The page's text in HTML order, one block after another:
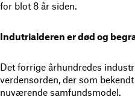
for blot 8 år siden.
Indutrialderen er død og
Det forrige århundredes
verdensorden, der som
nuværende samfundsmodel.